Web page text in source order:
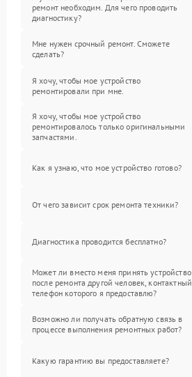
ремонт необходим. Для чего проводить
диагностику?
Мне нужен срочный ремонт. Сможете
сделать?
Я хочу, чтобы мое устройство
ремонтировали при мне.
Я хочу, чтобы мое устройство
ремонтировалось только оригинальными
запчастями.
Как я узнаю, что мое устройство готово?
От чего зависит срок ремонта техники?
Диагностика проводится бесплатно?
Может ли вместо меня принять устройство
после ремонта другой человек, контактный
телефон которого я предоставлю?
Возможно ли получать обратную связь в
процессе выполнения ремонтных работ?
Какую гарантию вы предоставляете?